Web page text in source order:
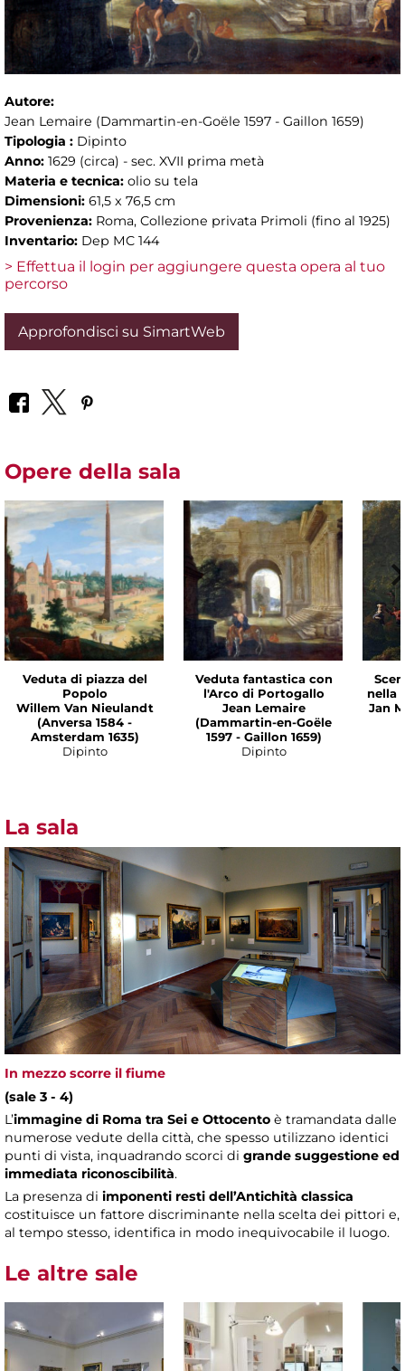
Autore:
Jean Lemaire (Dammartin-en-Goële 1597 - Gaillon 1659)
Tipologia : Dipinto
Anno: 1629 (circa) - sec. XVII prima metà
Materia e tecnica: olio su tela
Dimensioni: 61,5 x 76,5 cm
Provenienza: Roma, Collezione privata Primoli (fino al 1925)
Inventario: Dep MC 144
> Effettua il login per aggiungere questa opera al tuo
percorso
Approfondisci su SimartWeb
Opere della sala
Veduta di piazza del
Popolo
Willem Van Nieulandt
(Anversa 1584 -
Amsterdam 1635)
Dipinto
Veduta fantastica con
l'Arco di Portogallo
Jean Lemaire
(Dammartin-en-Goële
1597 - Gaillon 1659)
Dipinto
nella
Jan
La sala
In mezzo scorre il fiume
(sale 3 - 4)
L’immagine di Roma tra Sei e Ottocento è tramandata dalle
numerose vedute della città, che spesso utilizzano identici
punti di vista, inquadrando scorci di grande suggestione ed
immediata riconoscibilità.
La presenza di imponenti resti dell’Antichità classica
costituisce un fattore discriminante nella scelta dei pittori e,
al tempo stesso, identifica in modo inequivocabile il luogo.
Le altre sale